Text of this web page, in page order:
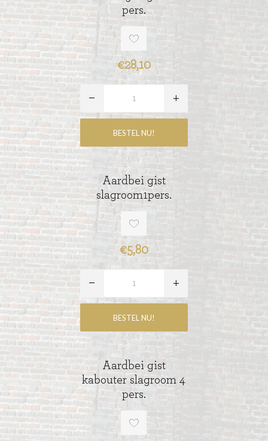
pers.
€28,10
Aardbei gist
slagroom1pers.
€5,80
Aardbei gist
kabouter slagroom 4
pers.